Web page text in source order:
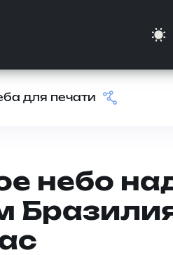
для печати
небо